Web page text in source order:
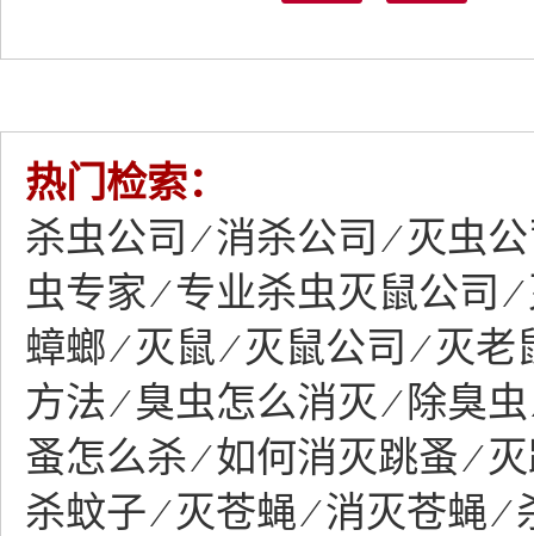
热门检索：
杀虫公司 ∕ 消杀公司 ∕ 灭虫
虫专家 ∕ 专业杀虫灭鼠公司
蟑螂 ∕ 灭鼠 ∕ 灭鼠公司 ∕ 灭
方法 ∕ 臭虫怎么消灭 ∕ 除臭
蚤怎么杀 ∕ 如何消灭跳蚤 ∕
杀蚊子 ∕ 灭苍蝇 ∕ 消灭苍蝇